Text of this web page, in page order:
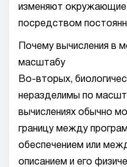
изменяют
посредством
Почему вычисления в
масштабу
Во-вторых,
неразделимы по
вычислениях обычно
границу между
обеспечением или
описанием и его